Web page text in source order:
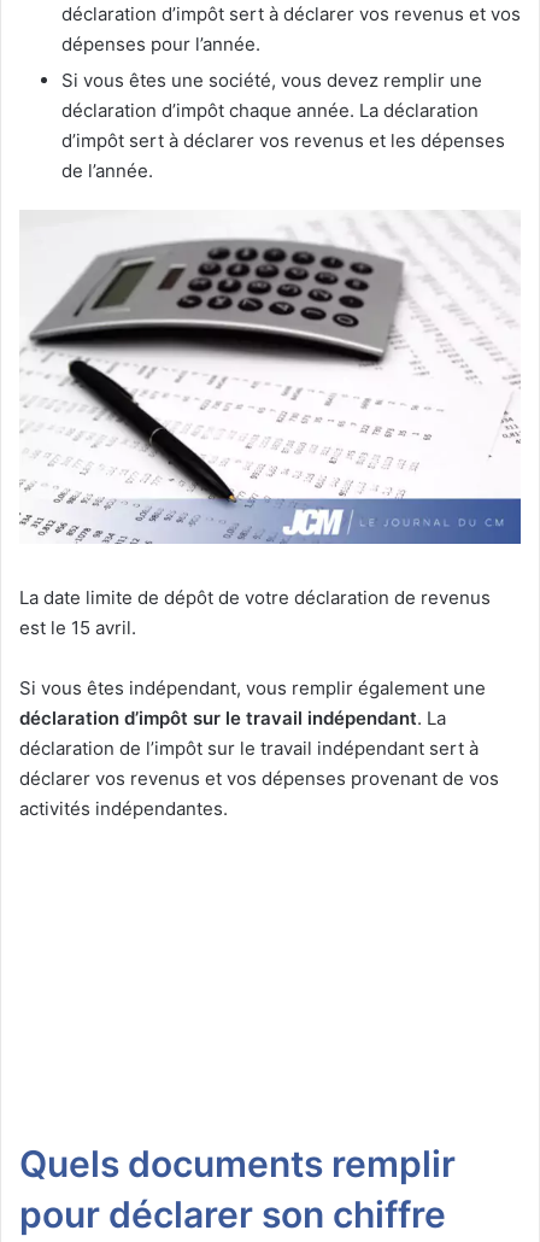
déclaration d’impôt sert à déclarer vos revenus et vos
dépenses pour l’année.
Si vous êtes une société, vous devez remplir une
déclaration d’impôt chaque année. La déclaration
d’impôt sert à déclarer vos revenus et les dépenses
de l’année.
La date limite de dépôt de votre déclaration de revenus
est le 15 avril.
Si vous êtes indépendant, vous remplir également une
déclaration d’impôt sur le travail indépendant. La
déclaration de l’impôt sur le travail indépendant sert à
déclarer vos revenus et vos dépenses provenant de vos
activités indépendantes.
Quels documents remplir
pour déclarer son chiffre